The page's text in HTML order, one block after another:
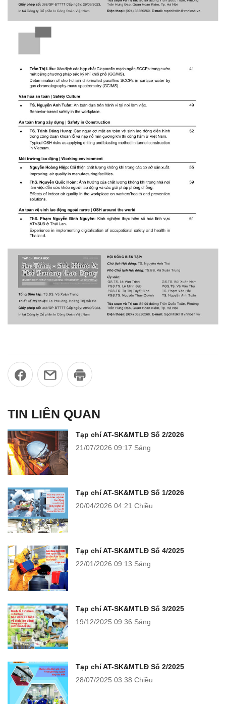
TIN LIÊN QUAN
Tạp chí AT-SK&MTLĐ Số 2/2026
21/07/2026 09:17 Sáng
Tạp chí AT-SK&MTLĐ Số 1/2026
20/04/2026 04:21 Chiều
Tạp chí AT-SK&MTLĐ Số 4/2025
22/01/2026 09:13 Sáng
Tạp chí AT-SK&MTLĐ Số 3/2025
19/12/2025 09:36 Sáng
Tạp chí AT-SK&MTLĐ Số 2/2025
28/07/2025 03:38 Chiều